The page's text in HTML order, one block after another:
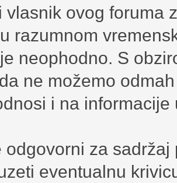
vlasnik ovog foruma
razumnom
neophodno. S
ne možemo
i na
odgovorni za
eventualnu